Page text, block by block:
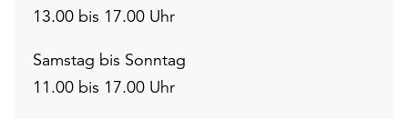
13.00 bis 17.00 Uhr
Samstag bis Sonntag
11.00 bis 17.00 Uhr